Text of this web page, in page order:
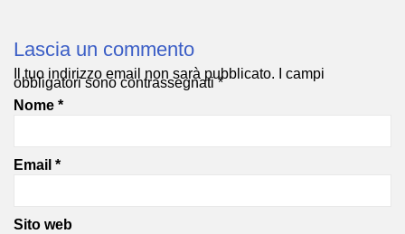
Lascia un commento
Il tuo indirizzo email non sarà pubblicato. I campi
obbligatori sono contrassegnati*
Nome *
Email *
Sito web